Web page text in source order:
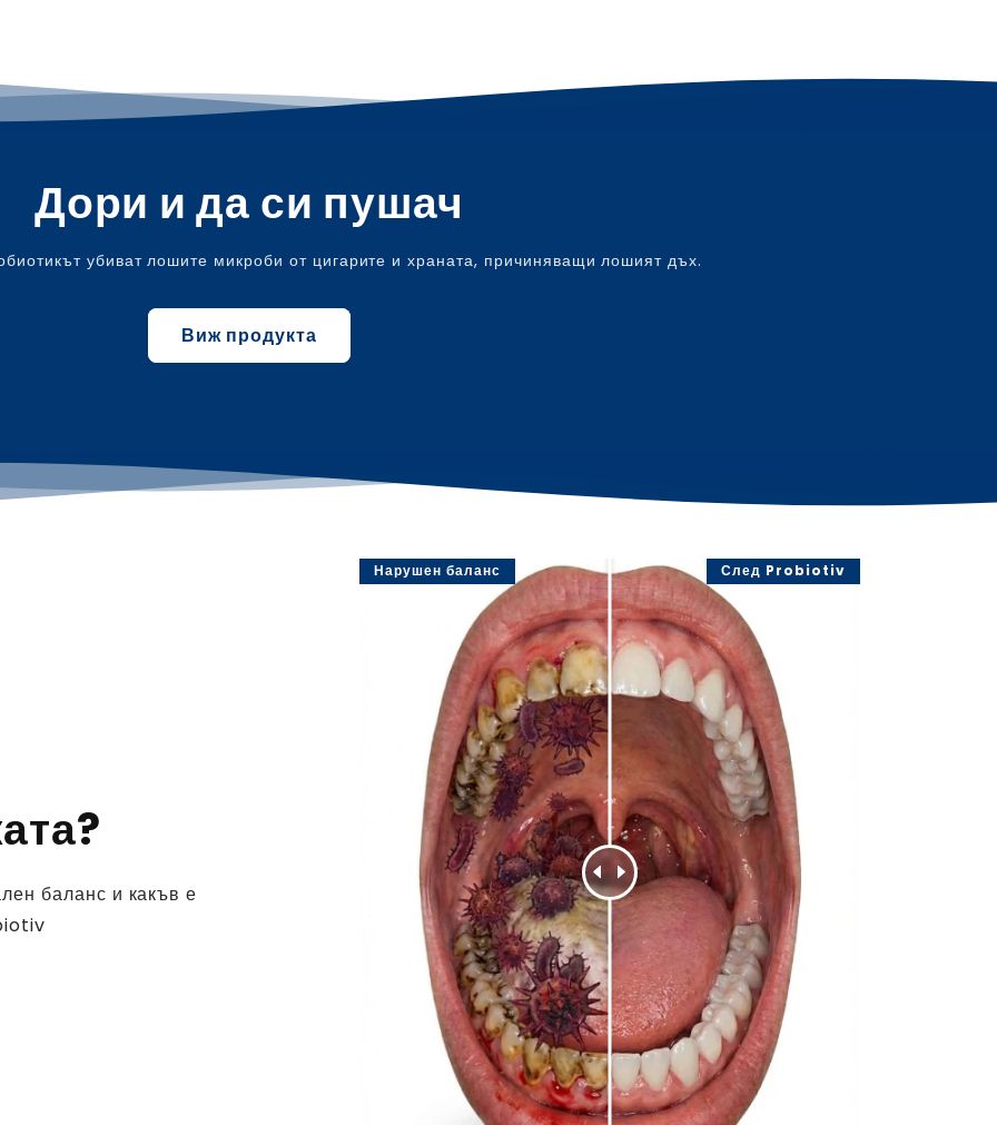
Дори и да си пушач
убиват лошите микроби от цигарите и храната, причиняващи лошият дъх.
Виж продукта
баланс и какъв е
Нарушен баланс След Probiotiv